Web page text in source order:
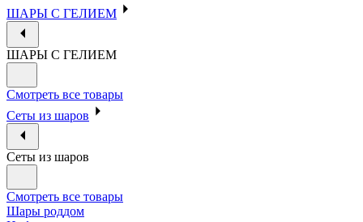
ШАРЫ С ГЕЛИЕМ
ШАРЫ С ГЕЛИЕМ
Смотреть все товары
Сеты из шаров
Сеты из шаров
Смотреть все товары
Шары роддом